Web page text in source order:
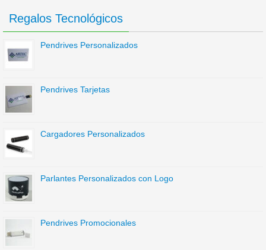
Regalos Tecnológicos
Pendrives Personalizados
Pendrives Tarjetas
Cargadores Personalizados
Parlantes Personalizados con Logo
Pendrives Promocionales